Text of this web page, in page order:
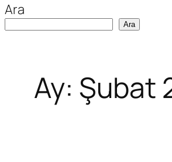
Ara
Ara
Ay: Şubat